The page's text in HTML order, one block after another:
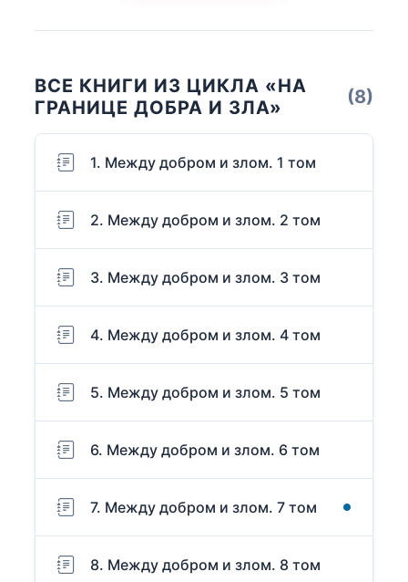
ВСЕ КНИГИ ИЗ ЦИКЛА «НА
ГРАНИЦЕ ДОБРА И ЗЛА»
(8)
1. Между добром и злом. 1 том
2. Между добром и злом. 2 том
3. Между добром и злом. 3 том
4. Между добром и злом. 4 том
5. Между добром и злом. 5 том
6. Между добром и злом. 6 том
7. Между добром и злом. 7 том
8. Между добром и злом. 8 том